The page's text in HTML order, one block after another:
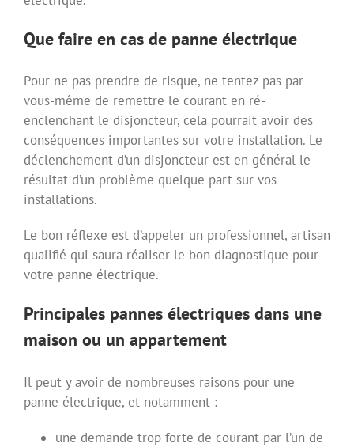
Que faire en cas de panne électrique
Pour ne pas prendre de risque, ne tentez pas par
vous-même de remettre le courant en ré-
enclenchant le disjoncteur, cela pourrait avoir des
conséquences importantes sur votre installation. Le
déclenchement d’un disjoncteur est en général le
résultat d’un problème quelque part sur vos
installations.
Le bon réflexe est d’appeler un professionnel, artisan
qualifié qui saura réaliser le bon diagnostique pour
votre panne électrique.
Principales pannes électriques dans une
maison ou un appartement
Il peut y avoir de nombreuses raisons pour une
panne électrique, et notamment :
une demande trop forte de courant par l’un de